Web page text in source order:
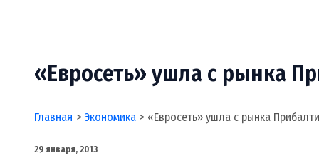
«Евросеть» ушла с рынка
Главная Экономика «Евросеть» ушла с рынка
29 января, 2013